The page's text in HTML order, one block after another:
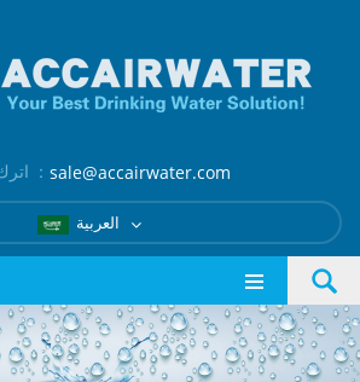
اترك رسالة ： sale@accairwater.com